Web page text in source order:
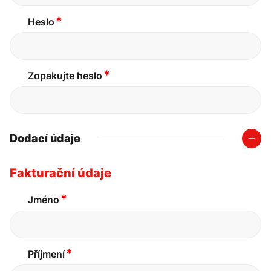
Heslo *
Zopakujte heslo *
Dodací údaje
Fakturační údaje
Jméno *
Příjmení*